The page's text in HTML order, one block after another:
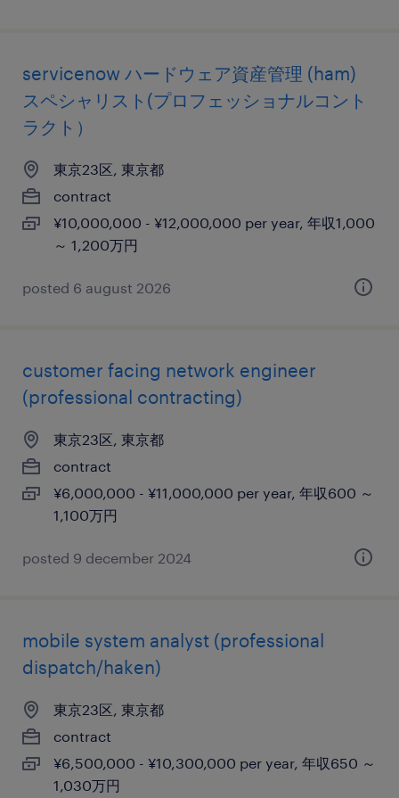
servicenow ハードウェア資産管理 (ham)
スペシャリスト(プロフェッショナルコント
ラクト）
東京23区, 東京都
contract
¥10,000,000 - ¥12,000,000 per year, 年収1,000
～ 1,200万円
posted 6 august 2026
customer facing network engineer
(professional contracting)
東京23区, 東京都
contract
¥6,000,000 - ¥11,000,000 per year, 年収600 ～
1,100万円
posted 9 december 2024
mobile system analyst (professional
dispatch/haken)
東京23区, 東京都
contract
¥6,500,000 - ¥10,300,000 per year, 年収650 ～
1,030万円